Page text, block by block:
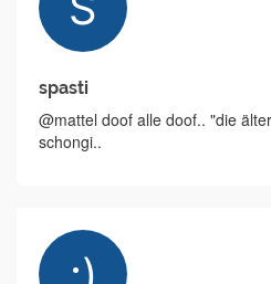
spasti
@mattel doof alle doof.. "die
schongi..